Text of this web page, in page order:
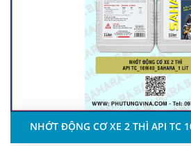
NHỚT ĐỘNG CƠ XE 2 THÌ API TC